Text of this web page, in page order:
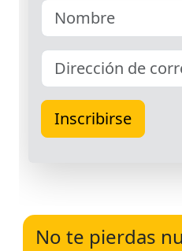
No te pierdas